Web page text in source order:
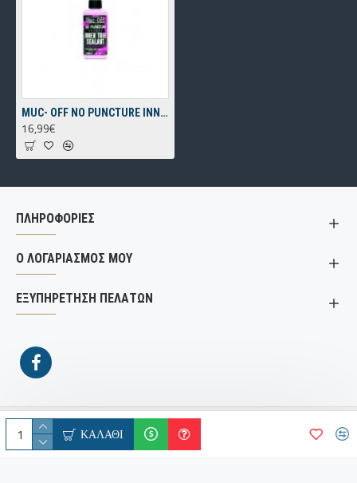
ΚΑΛΆΘΙ
MUC- OFF NO PUNCTURE INNER TUBE SEALANT 300ml
16,99€
ΠΛΗΡΟΦΟΡΙΕΣ
Ο ΛΟΓΑΡΙΑΣΜΟΣ ΜΟΥ
ΕΞΥΠΗΡΕΤΗΣΗ ΠΕΛΑΤΩΝ
© Copyright 2000 -2026 | Gatzias Bikes | All Rights
Reserved | Supported by ..
WebRun